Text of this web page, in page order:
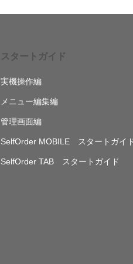
スタートガイド
実機操作編
メニュー編集編
管理画面編
SelfOrder MOBILE スタートガイ
SelfOrder TAB スタートガイド